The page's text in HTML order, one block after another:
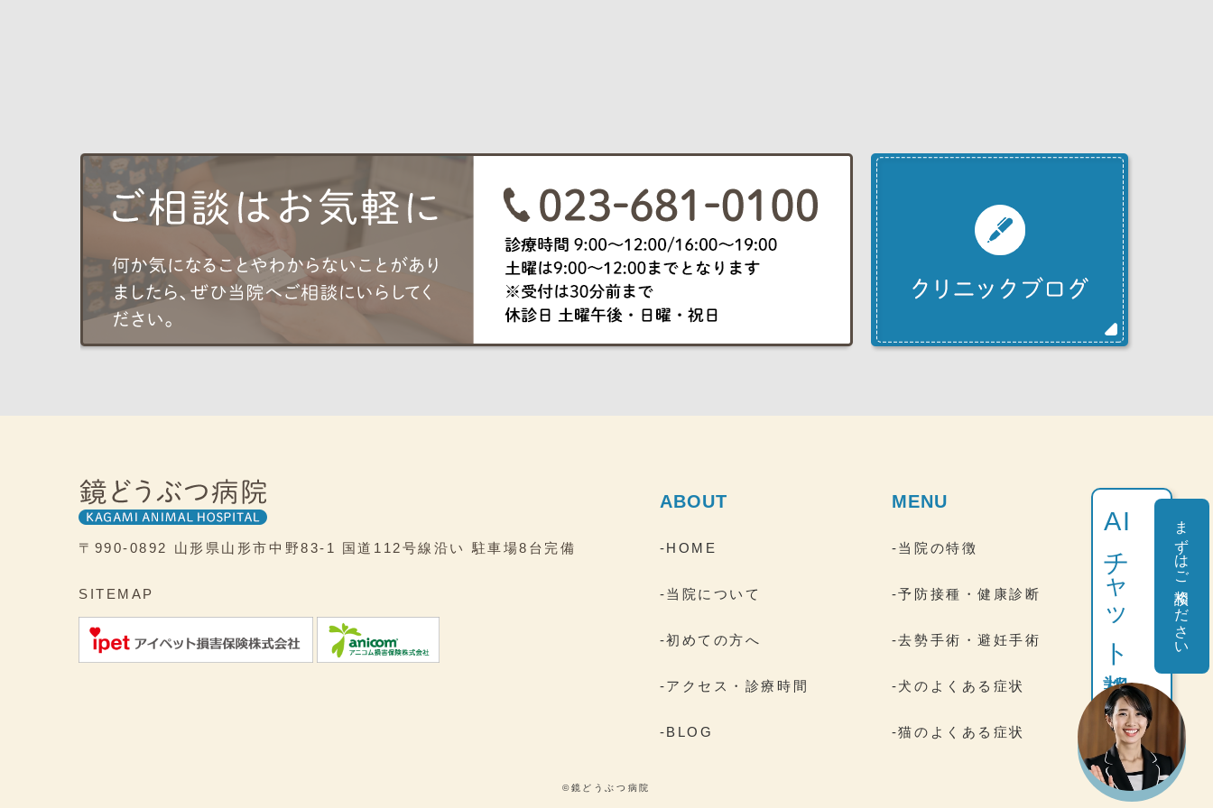
〒990-0892 山形県山形市中野83-1 国道112号線沿い 駐車場8台完備
SITEMAP
ABOUT
-HOME
-当院について
-初めての方へ
-アクセス・診療時間
-BLOG
MENU
-当院の特徴
-予防接種・健康診断
-去勢手術・避妊手術
-犬のよくある症状
-猫のよくある症状
©鏡どうぶつ病院
AI
チャット相談 まずはご相談ください